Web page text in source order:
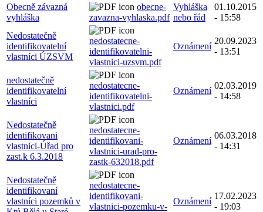
Obecně závazná
vyhláška
obecne-
zavazna-vyhlaska.pdf
Vyhláška
nebo řád
01.10.2015
- 15:58
Nedostatečně
identifikovatelní
vlastníci ÚZSVM
nedostatecne-
identifikovatelni-
vlastnici-uzsvm.pdf
Oznámení
20.09.2023
- 13:51
nedostatečně
identifikovatelní
vlastníci
nedostatecne-
identifikovatelni-
vlastnici.pdf
Oznámení
02.03.2019
- 14:58
Nedostatečně
identifikovani
vlastnici-Úřad pro
zast.k 6.3.2018
nedostatecne-
identifikovani-
vlastnici-urad-pro-
zastk-632018.pdf
Oznámení
06.03.2018
- 14:31
Nedostatečně
identifikovaní
vlastníci pozemků v
nedostatecne-
identifikovani-
vlastnici-pozemku-v-
Oznámení
17.02.2023
- 19:03